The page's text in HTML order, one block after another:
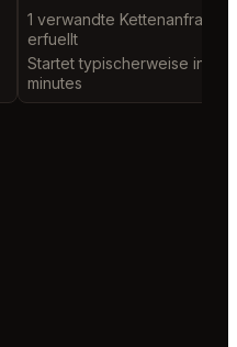
1 verwandte Kettenanfrage
erfuellt
Startet typischerweise in 7
minutes